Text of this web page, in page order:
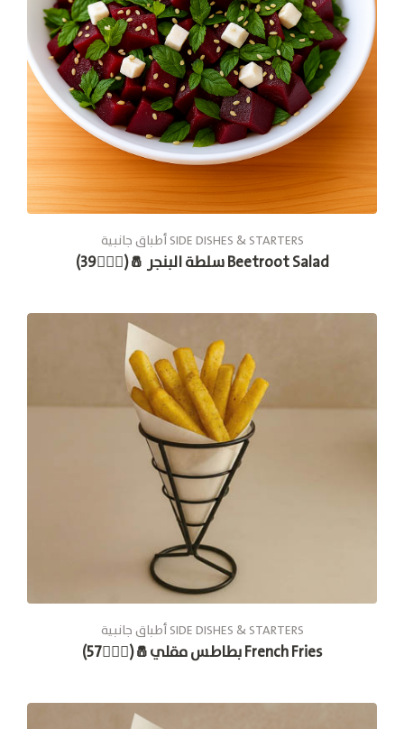
أطباق جانبية SIDE DISHES & STARTERS
سلطة البنجر 🧂(🚶🏽‍♂️39) Beetroot Salad
أطباق جانبية SIDE DISHES & STARTERS
بطاطس مقلي🧂(🚶🏽‍♂️57) French Fries